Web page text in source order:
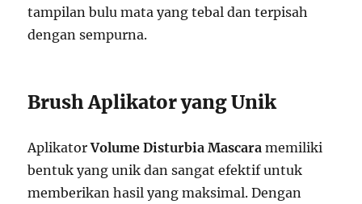
tampilan bulu mata yang tebal dan terpisah
dengan sempurna.
Brush Aplikator yang Unik
AplikatorVolume Disturbia Mascara memiliki
bentuk yang unik dan sangat efektif untuk
memberikan hasil yang maksimal. Dengan